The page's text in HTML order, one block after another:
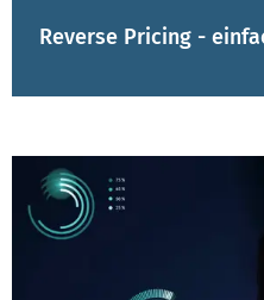
Reverse Pricing -